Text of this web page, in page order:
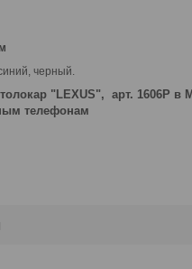
черный.
"LEXUS", арт. 1606P
телефонам